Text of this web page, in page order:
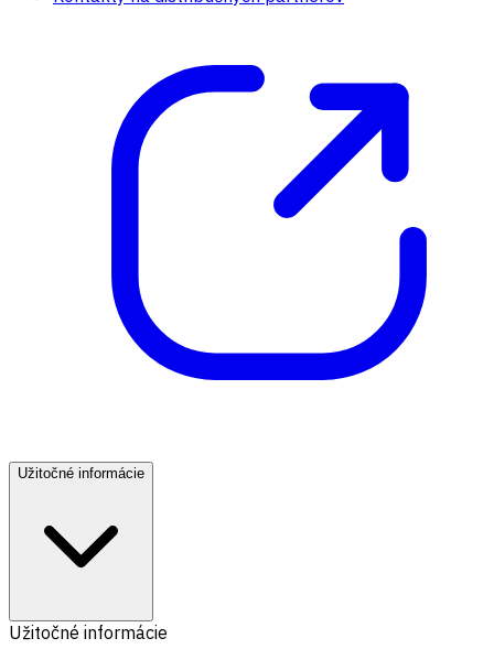
Užitočné informácie
Užitočné informácie